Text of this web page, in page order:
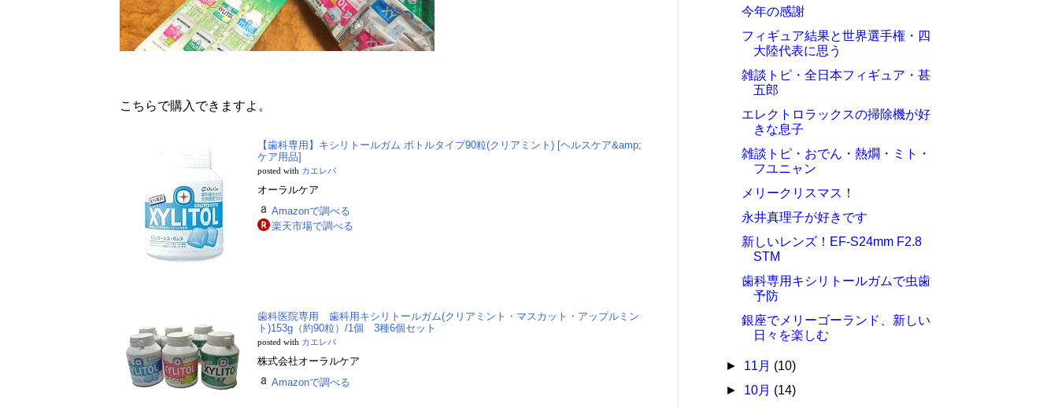
こちらで購入できますよ。
【歯科専用】キシリトールガム ボトルタイプ90粒(クリアミント) [ヘルスケア&amp;
ケア用品]
posted with カエレバ
オーラルケア
Amazonで調べる
楽天市場で調べる
歯科医院専用 歯科用キシリトールガム(クリアミント・マスカット・アップルミン
ト)153g（約90粒）/1個 3種6個セット
posted with カエレバ
株式会社オーラルケア
Amazonで調べる
今年の感謝
フィギュア結果と世界選手権・四
大陸代表に思う
雑談トピ・全日本フィギュア・甚
五郎
エレクトロラックスの掃除機が好
きな息子
雑談トピ・おでん・熱燗・ミト・
フユニャン
メリークリスマス！
永井真理子が好きです
新しいレンズ！EF-S24mm F2.8
STM
歯科専用キシリトールガムで虫歯
予防
銀座でメリーゴーランド、新しい
日々を楽しむ
► 11月 (10)
► 10月 (14)